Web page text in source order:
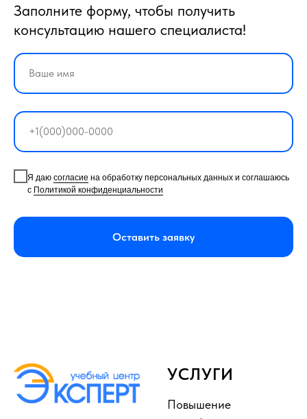
Заполните форму, чтобы получить
консультацию нашего специалиста!
Я даю согласие на обработку персональных данных и соглашаюсь
с Политикой конфиденциальности
Оставить заявку
УСЛУГИ
Повышение